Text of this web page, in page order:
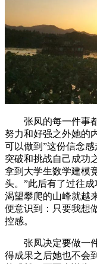
张凤的每一件事都
努力和好强之外她的
可以做到”这份信念
突破和挑战自己成功
拿到大学生数学建模
头。”此后有了过往
渴望攀爬的山峰就越
便意识到：只要我想
控感。
张凤决定要做一件
得成果之后她也不会